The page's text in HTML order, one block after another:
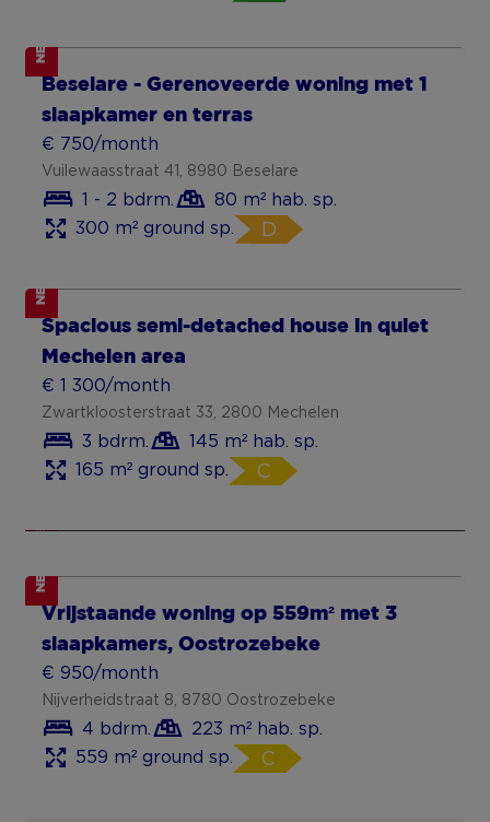
NEW
Beselare - Gerenoveerde woning met 1
slaapkamer en terras
€ 750/month
Vuilewaasstraat 41, 8980 Beselare
1 - 2 bdrm.
80 m² hab. sp.
300 m² ground sp.
D
NEW
Spacious semi-detached house in quiet
Mechelen area
€ 1 300/month
Zwartkloosterstraat 33, 2800 Mechelen
3 bdrm.
145 m² hab. sp.
165 m² ground sp.
C
NEW
Prachtig gerenoveerde woning te
Bocholt met 3 slaapkamers
€ 1 100/month
Leemskuilenstraat 18, 3950 Bocholt
3 bedrooms
176 m² habitable sp.
805 m² ground sp.
B
NEW
Vrijstaande woning op 559m² met 3
slaapkamers, Oostrozebeke
€ 950/month
Nijverheidstraat 8, 8780 Oostrozebeke
4 bdrm.
223 m² hab. sp.
559 m² ground sp.
C